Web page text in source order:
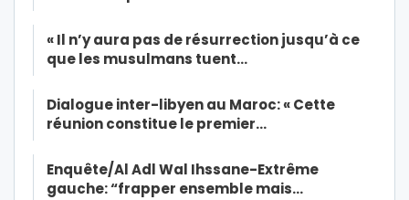
« Il n’y aura pas de résurrection jusqu’à ce
que les musulmans tuent…
Dialogue inter-libyen au Maroc: « Cette
réunion constitue le premier…
Enquête/Al Adl Wal Ihssane-Extrême
gauche: “frapper ensemble mais…